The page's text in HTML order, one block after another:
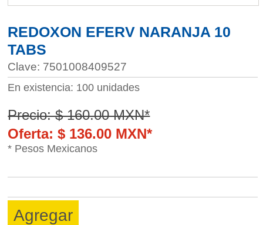
REDOXON EFERV NARANJA 10
TABS
Clave: 7501008409527
En existencia: 100 unidades
Precio: $ 160.00 MXN*
Oferta: $ 136.00 MXN*
* Pesos Mexicanos
Agregar